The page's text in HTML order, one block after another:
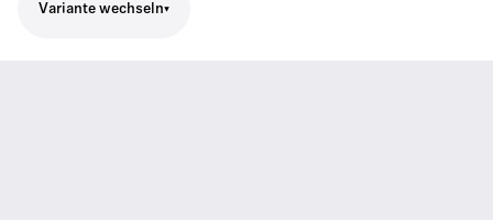
Variante wechseln